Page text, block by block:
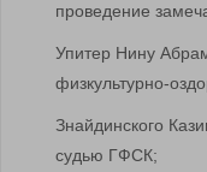
проведение
Упитер Нину
физкультурно-
Знайдинского
судью ГФСК;